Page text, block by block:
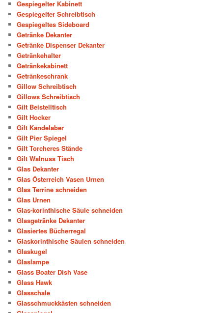
Gespiegelter Kabinett
Gespiegelter Schreibtisch
Gespiegeltes Sideboard
Getränke Dekanter
Getränke Dispenser Dekanter
Getränkehalter
Getränkekabinett
Getränkeschrank
Gillow Schreibtisch
Gillows Schreibtisch
Gilt Beistelltisch
Gilt Hocker
Gilt Kandelaber
Gilt Pier Spiegel
Gilt Torcheres Stände
Gilt Walnuss Tisch
Glas Dekanter
Glas Österreich Vasen Urnen
Glas Terrine schneiden
Glas Urnen
Glas-korinthische Säule schneiden
Glasgetränke Dekanter
Glasiertes Bücherregal
Glaskorinthische Säulen schneiden
Glaskugel
Glaslampe
Glass Boater Dish Vase
Glass Hawk
Glasschale
Glasschmuckkästen schneiden